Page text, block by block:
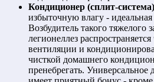
Кондиционер (сплит-система)
избыточную влагу - идеальная
Возбудитель такого тяжелого
легионеллез
вентиляции и
чисткой домашнего
пренебрегать. Универсальное